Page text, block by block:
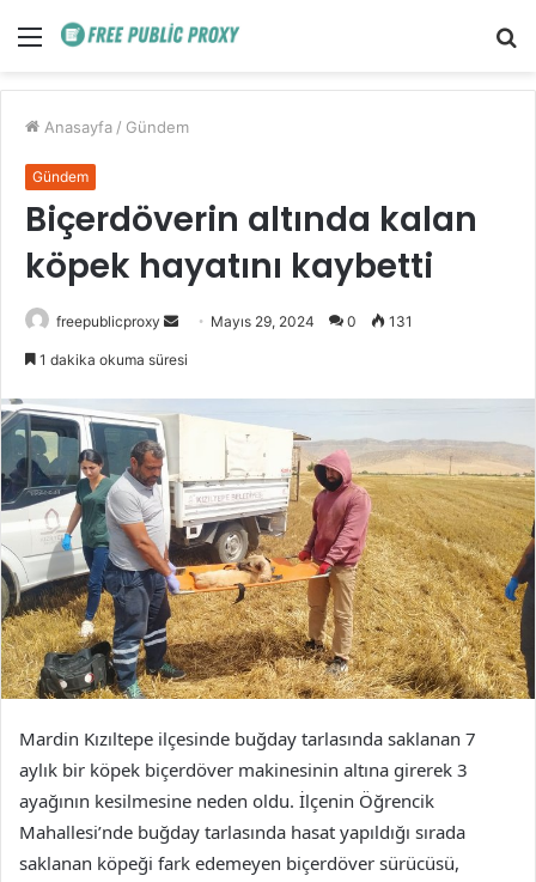
Menü
Anasayfa / Gündem
Gündem
Biçerdöverin altında kalan
köpek hayatını kaybetti
freepublicproxy
Bir
Mayıs 29, 2024 0 131
1 dakika okuma süresi
Mardin Kızıltepe ilçesinde buğday tarlasında saklanan 7
aylık bir köpek biçerdöver makinesinin altına girerek 3
ayağının kesilmesine neden oldu. İlçenin Öğrencik
Mahallesi’nde buğday tarlasında hasat yapıldığı sırada
saklanan köpeği fark edemeyen biçerdöver sürücüsü,